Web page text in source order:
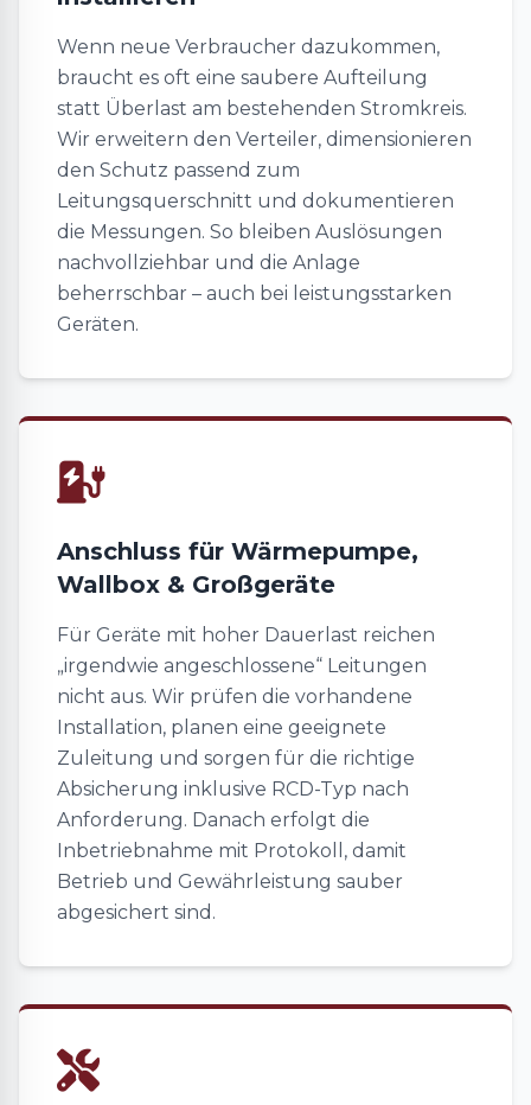
Wenn neue Verbraucher dazukommen,
braucht es oft eine saubere Aufteilung
statt Überlast am bestehenden Stromkreis.
Wir erweitern den Verteiler, dimensionieren
den Schutz passend zum
Leitungsquerschnitt und dokumentieren
die Messungen. So bleiben Auslösungen
nachvollziehbar und die Anlage
beherrschbar – auch bei leistungsstarken
Geräten.
Anschluss für Wärmepumpe,
Wallbox & Großgeräte
Für Geräte mit hoher Dauerlast reichen
„irgendwie angeschlossene“ Leitungen
nicht aus. Wir prüfen die vorhandene
Installation, planen eine geeignete
Zuleitung und sorgen für die richtige
Absicherung inklusive RCD-Typ nach
Anforderung. Danach erfolgt die
Inbetriebnahme mit Protokoll, damit
Betrieb und Gewährleistung sauber
abgesichert sind.